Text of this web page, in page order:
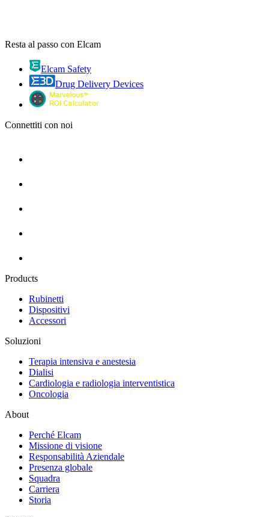
Resta al passo con Elcam
Elcam Safety
Drug Delivery Devices
Connettiti con noi
Products
Rubinetti
Dispositivi
Accessori
Soluzioni
Terapia intensiva e anestesia
Dialisi
Cardiologia e radiologia interventistica
Oncologia
About
Perché Elcam
Missione di visione
Responsabilità Aziendale
Presenza globale
Squadra
Carriera
Storia